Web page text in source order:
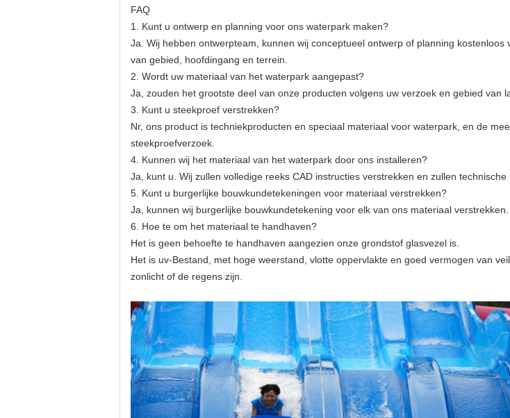
FAQ
1. Kunt u ontwerp en planning voor ons waterpark maken?
Ja. Wij hebben ontwerpteam, kunnen wij conceptueel ontwerp of planning
van gebied, hoofdingang en terrein.
2. Wordt uw materiaal van het waterpark aangepast?
Ja, zouden het grootste deel van onze producten volgens uw verzoek en gebied van
3. Kunt u steekproef verstrekken?
Nr, ons product is techniekproducten en speciaal materiaal voor waterpark, en de
steekproefverzoek.
4. Kunnen wij het materiaal van het waterpark door ons installeren?
Ja, kunt u. Wij zullen volledige reeks CAD instructies verstrekken en zullen
5. Kunt u burgerlijke bouwkundetekeningen voor materiaal verstrekken?
Ja, kunnen wij burgerlijke bouwkundetekening voor elk van ons materiaal verstrekken.
6. Hoe te om het materiaal te handhaven?
Het is geen behoefte te handhaven aangezien onze grondstof glasvezel is.
Het is uv-Bestand, met hoge weerstand, vlotte oppervlakte en goed vermogen van
zonlicht of de regens zijn.